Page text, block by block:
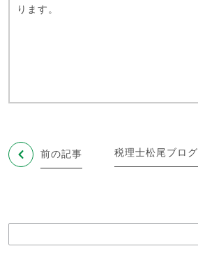
ります。
前の記事 税理士松尾ブログ